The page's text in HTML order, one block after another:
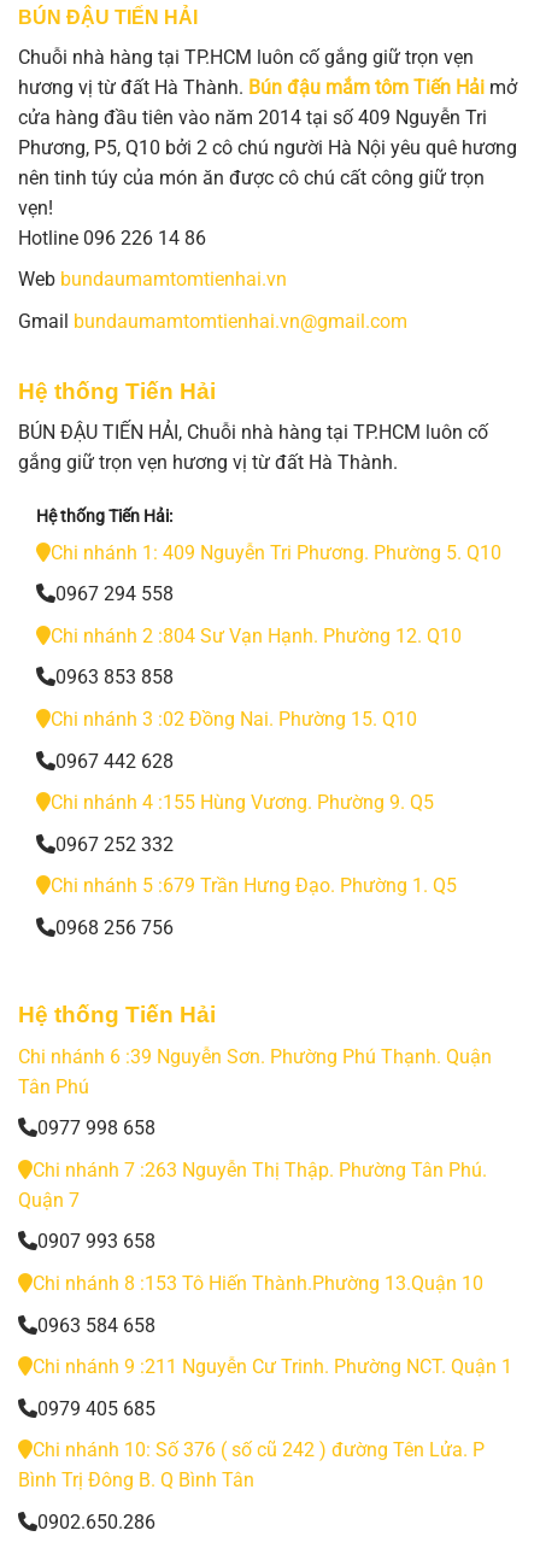
BÚN ĐẬU TIẾN HẢI
Chuỗi nhà hàng tại TP.HCM luôn cố gắng giữ trọn vẹn
hương vị từ đất Hà Thành. Bún đậu mắm tôm Tiến Hải mở
cửa hàng đầu tiên vào năm 2014 tại số 409 Nguyễn Tri
Phương, P5, Q10 bởi 2 cô chú người Hà Nội yêu quê hương
nên tinh túy của món ăn được cô chú cất công giữ trọn
vẹn!
Hotline 096 226 14 86
Web bundaumamtomtienhai.vn
Gmail bundaumamtomtienhai.vn@gmail.com
Hệ thống Tiến Hải
BÚN ĐẬU TIẾN HẢI, Chuỗi nhà hàng tại TP.HCM luôn cố
gắng giữ trọn vẹn hương vị từ đất Hà Thành.
Hệ thống Tiến Hải:
Chi nhánh 1: 409 Nguyễn Tri Phương. Phường 5. Q10
0967 294 558
Chi nhánh 2 :804 Sư Vạn Hạnh. Phường 12. Q10
0963 853 858
Chi nhánh 3 :02 Đồng Nai. Phường 15. Q10
0967 442 628
Chi nhánh 4 :155 Hùng Vương. Phường 9. Q5
0967 252 332
Chi nhánh 5 :679 Trần Hưng Đạo. Phường 1. Q5
0968 256 756
Hệ thống Tiến Hải
Chi nhánh 6 :39 Nguyễn Sơn. Phường Phú Thạnh. Quận
Tân Phú
0977 998 658
Chi nhánh 7 :263 Nguyễn Thị Thập. Phường Tân Phú.
Quận 7
0907 993 658
Chi nhánh 8 :153 Tô Hiến Thành.Phường 13.Quận 10
0963 584 658
Chi nhánh 9 :211 Nguyễn Cư Trinh. Phường NCT. Quận 1
0979 405 685
Chi nhánh 10: Số 376 ( số cũ 242 ) đường Tên Lửa. P
Bình Trị Đông B. Q Bình Tân
0902.650.286